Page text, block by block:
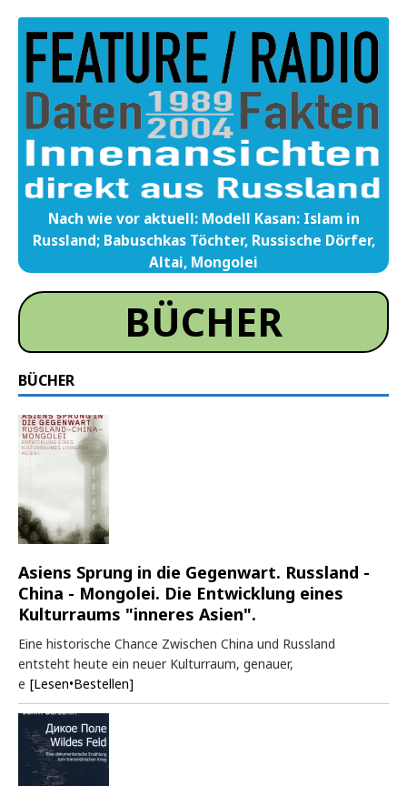
Nach wie vor aktuell: Modell Kasan: Islam in
Russland; Babuschkas Töchter, Russische Dörfer,
Altai, Mongolei
BÜCHER
BÜCHER
Asiens Sprung in die Gegenwart. Russland -
China - Mongolei. Die Entwicklung eines
Kulturraums "inneres Asien".
Eine historische Chance Zwischen China und Russland
entsteht heute ein neuer Kulturraum, genauer,
e [Lesen•Bestellen]